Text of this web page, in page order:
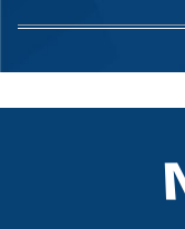
1
8